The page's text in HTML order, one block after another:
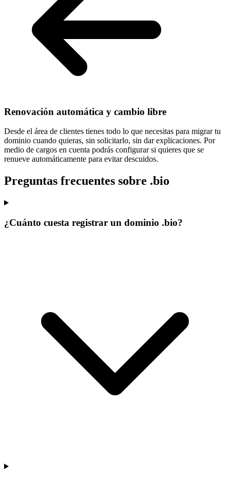
Renovación automática y cambio libre
Desde el área de clientes tienes todo lo que necesitas para migrar tu
dominio cuando quieras, sin solicitarlo, sin dar explicaciones. Por
medio de cargos en cuenta podrás configurar si quieres que se
renueve automáticamente para evitar descuidos.
Preguntas frecuentes sobre .bio
¿Cuánto cuesta registrar un dominio .bio?